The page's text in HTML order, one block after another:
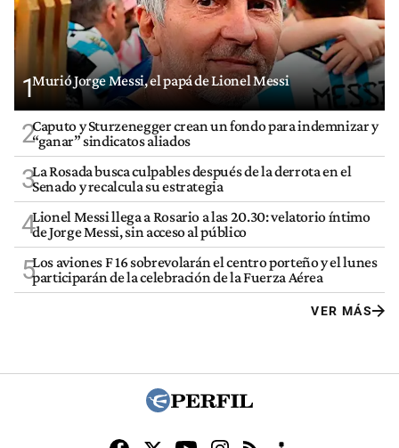
1Murió Jorge Messi, el papá de Lionel Messi
2Caputo y Sturzenegger crean un fondo para indemnizar y
“ganar” sindicatos aliados
3La Rosada busca culpables después de la derrota en el
Senado y recalcula su estrategia
4Lionel Messi llega a Rosario a las 20.30: velatorio íntimo
de Jorge Messi, sin acceso al público
5Los aviones F 16 sobrevolarán el centro porteño y el lunes
participarán de la celebración de la Fuerza Aérea
VER MÁS